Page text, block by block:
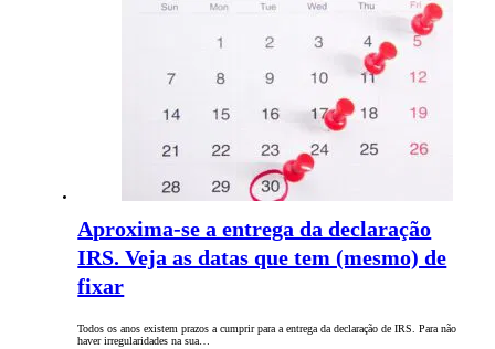
Aproxima-se a entrega da declaração
IRS. Veja as datas que tem (mesmo) de
fixar
Todos os anos existem prazos a cumprir para a entrega da declaração de IRS. Para não
haver irregularidades na sua…